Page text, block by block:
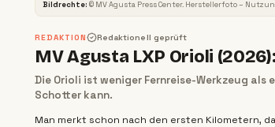
Bildrechte: © MV Agusta Press Center. Herstellerfoto –
REDAKTION Redaktionell geprüft
MV Agusta LXP Orioli
Die Orioli ist weniger Fernreise-Werkzeug
Schotter kann.
Man merkt schon nach den ersten Kilometern,